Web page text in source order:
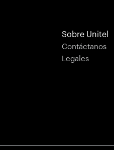
Sobre Unitel
Contáctanos
Legales